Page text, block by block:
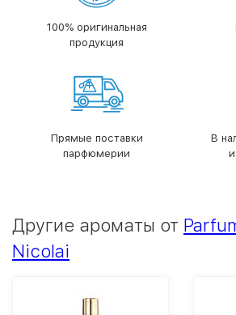
100% оригинальная
продукция
Прямые поставки
парфюмерии
В
Другие ароматы от
Nicolai